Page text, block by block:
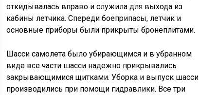
откидывалась вправо и служила для выхода из
кабины летчика. Спереди боеприпасы, летчик и
основные приборы были прикрыты бронеплитами.
Шасси самолета было убирающимся и в убранном
виде все части шасси надежно прикрывались
закрывающимися щитками. Уборка и выпуск шасси
производились при помощи гидравлики. Все три